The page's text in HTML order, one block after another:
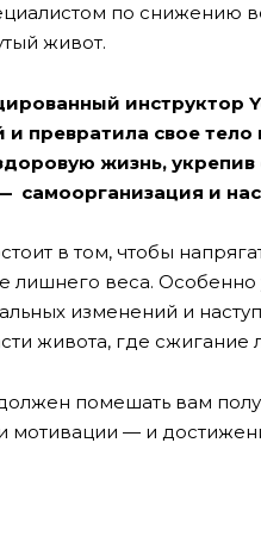
по снижению
живот.
инструктор
и превратила свое
жизнь,
самоорганизация и
в том, чтобы
лишнего веса.
изменений и
живота, где сжигание
помешать вам
мотивации — и